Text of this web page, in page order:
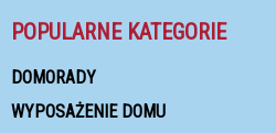
POPULARNE KATEGORIE
DOMORADY
WYPOSAŻENIE DOMU